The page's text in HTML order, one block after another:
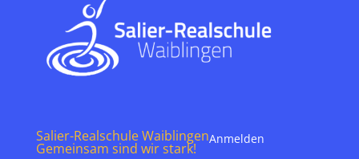
Salier-Realschule Waiblingen
Gemeinsam sind wir stark!
Anmelden